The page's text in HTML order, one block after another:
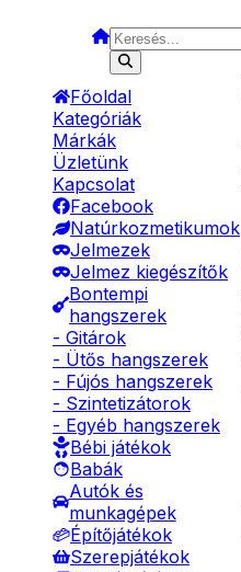
Főoldal
Kategóriák
Márkák
Üzletünk
Kapcsolat
Facebook
Natúrkozmetikumok
Jelmezek
Jelmez kiegészítők
Bontempi
hangszerek
- Gitárok
- Ütős hangszerek
- Fújós hangszerek
- Szintetizátorok
- Egyéb hangszerek
Bébi játékok
Babák
Autók és
munkagépek
Építőjátékok
Szerepjátékok